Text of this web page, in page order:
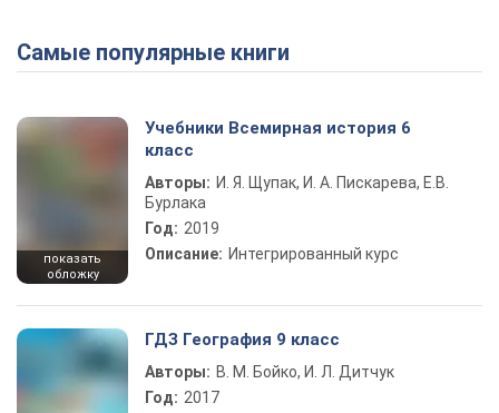
Самые популярные книги
показать
обложку
Учебники Всемирная история 6
класс
Авторы: И. Я. Щупак, И. А. Пискарева, Е.В.
Бурлака
Год: 2019
Описание: Интегрированный курс
ГДЗ География 9 класс
Авторы: В. М. Бойко, И. Л. Дитчук
Год: 2017